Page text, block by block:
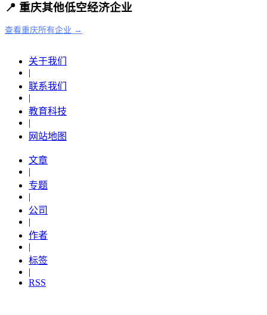
📍 重庆其他低空经济企业
查看重庆所有企业 →
关于我们
|
联系我们
|
教育科技
|
网站地图
文章
|
专题
|
公司
|
作者
|
标签
|
RSS